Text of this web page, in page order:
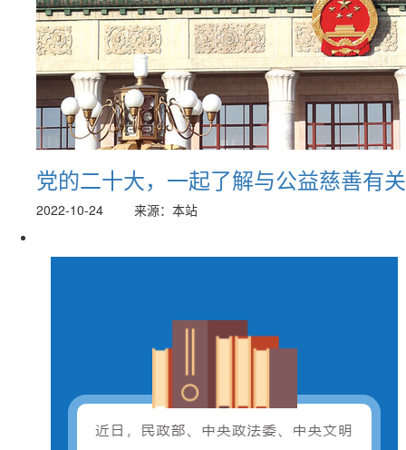
党的二十大，一起了解与公益慈善有
2022-10-24 来源：本站